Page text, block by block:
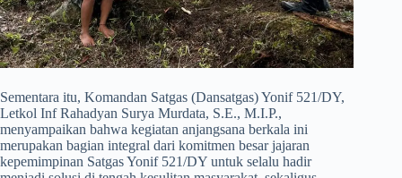
​Sementara itu, Komandan Satgas (Dansatgas) Yonif 521/DY,
Letkol Inf Rahadyan Surya Murdata, S.E., M.I.P.,
menyampaikan bahwa kegiatan anjangsana berkala ini
merupakan bagian integral dari komitmen besar jajaran
kepemimpinan Satgas Yonif 521/DY untuk selalu hadir